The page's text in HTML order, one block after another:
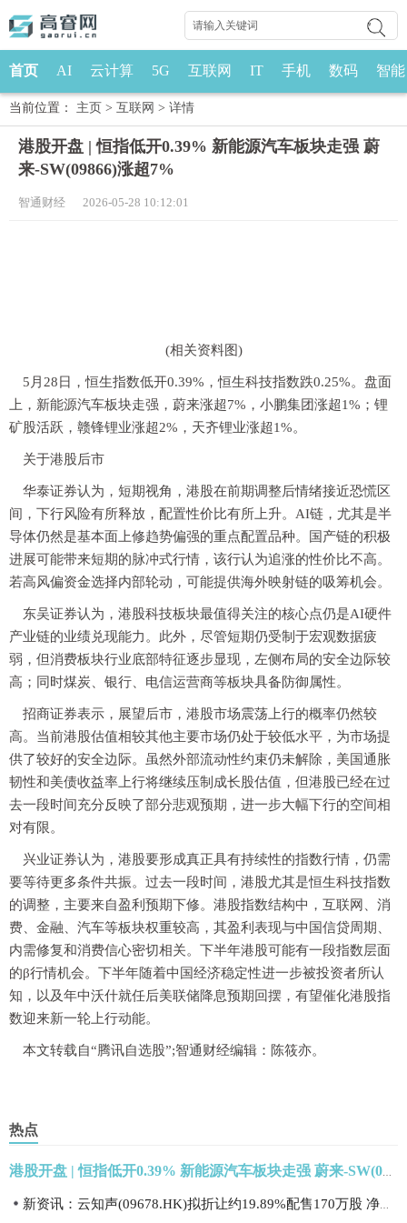
首页 AI 云计算 5G 互联网 IT 手机 数码 智能
当前位置： 主页 > 互联网 > 详情
港股开盘 | 恒指低开0.39% 新能源汽车板块走强 蔚
来-SW(09866)涨超7%
智通财经 2026-05-28 10:12:01
(相关资料图)
5月28日，恒生指数低开0.39%，恒生科技指数跌0.25%。盘面
上，新能源汽车板块走强，蔚来涨超7%，小鹏集团涨超1%；锂
矿股活跃，赣锋锂业涨超2%，天齐锂业涨超1%。
关于港股后市
华泰证券认为，短期视角，港股在前期调整后情绪接近恐慌区
间，下行风险有所释放，配置性价比有所上升。AI链，尤其是半
导体仍然是基本面上修趋势偏强的重点配置品种。国产链的积极
进展可能带来短期的脉冲式行情，该行认为追涨的性价比不高。
若高风偏资金选择内部轮动，可能提供海外映射链的吸筹机会。
东吴证券认为，港股科技板块最值得关注的核心点仍是AI硬件
产业链的业绩兑现能力。此外，尽管短期仍受制于宏观数据疲
弱，但消费板块行业底部特征逐步显现，左侧布局的安全边际较
高；同时煤炭、银行、电信运营商等板块具备防御属性。
招商证券表示，展望后市，港股市场震荡上行的概率仍然较
高。当前港股估值相较其他主要市场仍处于较低水平，为市场提
供了较好的安全边际。虽然外部流动性约束仍未解除，美国通胀
韧性和美债收益率上行将继续压制成长股估值，但港股已经在过
去一段时间充分反映了部分悲观预期，进一步大幅下行的空间相
对有限。
兴业证券认为，港股要形成真正具有持续性的指数行情，仍需
要等待更多条件共振。过去一段时间，港股尤其是恒生科技指数
的调整，主要来自盈利预期下修。港股指数结构中，互联网、消
费、金融、汽车等板块权重较高，其盈利表现与中国信贷周期、
内需修复和消费信心密切相关。下半年港股可能有一段指数层面
的β行情机会。下半年随着中国经济稳定性进一步被投资者所认
知，以及年中沃什就任后美联储降息预期回摆，有望催化港股指
数迎来新一轮上行动能。
本文转载自“腾讯自选股”;智通财经编辑：陈筱亦。
热点